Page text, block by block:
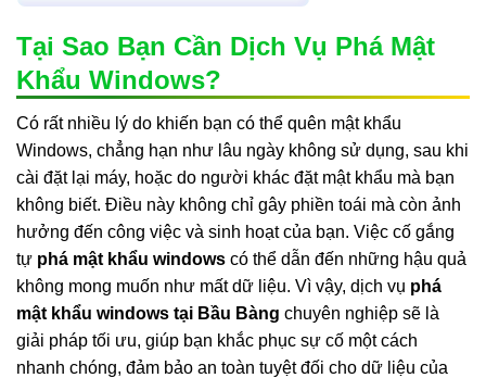
Tại Sao Bạn Cần Dịch Vụ Phá Mật
Khẩu Windows?
Có rất nhiều lý do khiến bạn có thể quên mật khẩu
Windows, chẳng hạn như lâu ngày không sử dụng, sau khi
cài đặt lại máy, hoặc do người khác đặt mật khẩu mà bạn
không biết. Điều này không chỉ gây phiền toái mà còn ảnh
hưởng đến công việc và sinh hoạt của bạn. Việc cố gắng
tự phá mật khẩu windows có thể dẫn đến những hậu quả
không mong muốn như mất dữ liệu. Vì vậy, dịch vụ phá
mật khẩu windows tại Bầu Bàng chuyên nghiệp sẽ là
giải pháp tối ưu, giúp bạn khắc phục sự cố một cách
nhanh chóng, đảm bảo an toàn tuyệt đối cho dữ liệu của